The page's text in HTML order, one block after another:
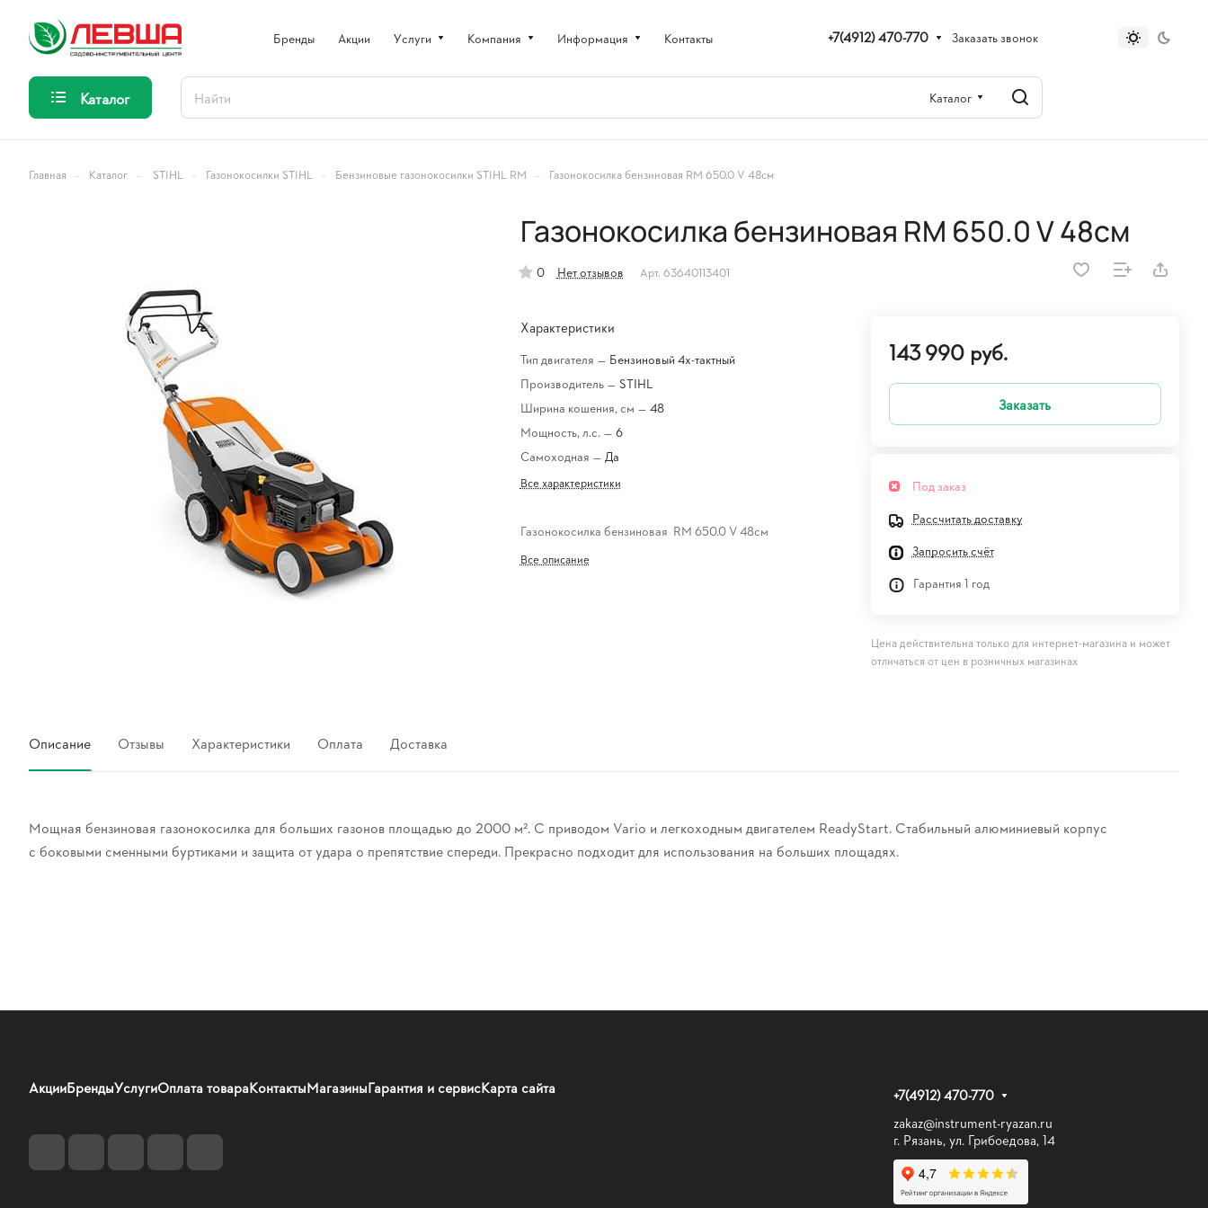
Бренды Акции Услуги Компания Информация Контакты +7(4912) 470-770 Заказать звонок
Каталог Каталог
Главная – Каталог – STIHL – Газонокосилки STIHL – Бензиновые газонокосилки STIHL RM – Газонокосилка бензиновая RM 650.0 V 48см
Газонокосилка бензиновая RM 650.0 V 48см
0 Нет отзывов Арт. 63640113401
Характеристики
Тип двигателя — Бензиновый 4х-тактный
Производитель — STIHL
Ширина кошения, см — 48
Мощность, л.с. — 6
Самоходная — Да
Все характеристики
Газонокосилка бензиновая RM 650.0 V 48см
Все описание
143 990 руб.
Заказать
Под заказ
Рассчитать доставку
Запросить счёт
Гарантия 1 год
Цена действительна только для интернет-магазина и может
отличаться от цен в розничных магазинах
Описание Отзывы Характеристики Оплата Доставка
Мощная бензиновая газонокосилка для больших газонов площадью до 2000 м². С приводом Vario и легкоходным двигателем ReadyStart. Стабильный алюминиевый корпус
с боковыми сменными буртиками и защита от удара о препятствие спереди. Прекрасно подходит для использования на больших площадях.
АкцииБрендыУслугиОплата товараКонтактыМагазиныГарантия и сервисКарта сайта
+7(4912) 470-770
zakaz@instrument-ryazan.ru
г. Рязань, ул. Грибоедова, 14